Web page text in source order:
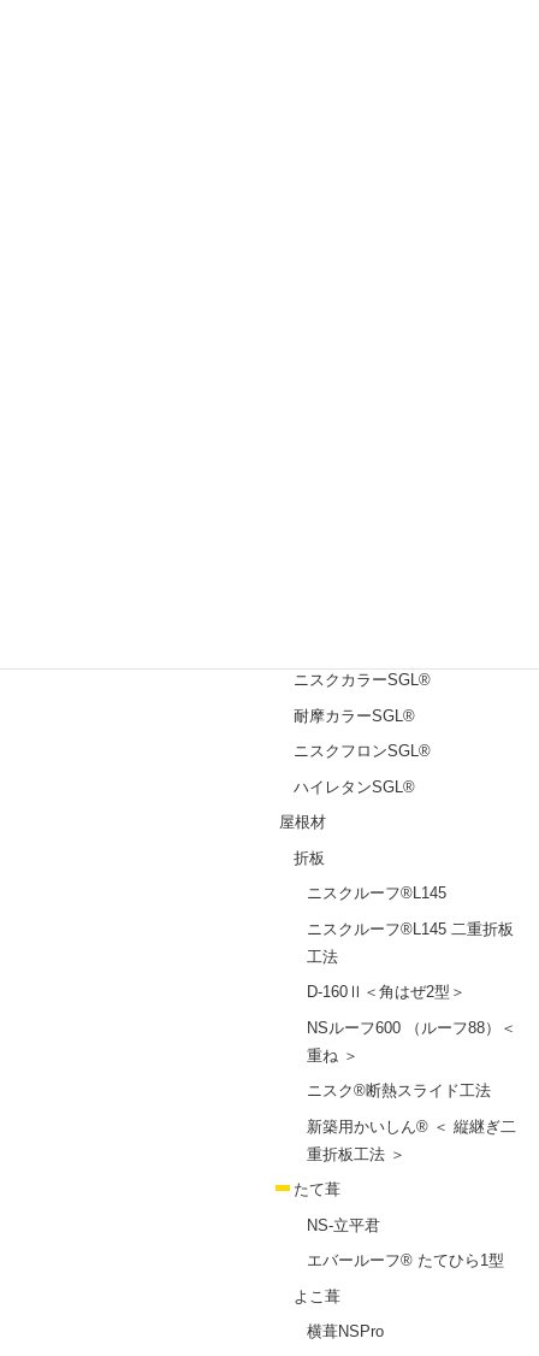
ニスクカラーSGL®
耐摩カラーSGL®
ニスクフロンSGL®
ハイレタンSGL®
屋根材
折板
ニスクルーフ®L145
ニスクルーフ®L145 二重折板
工法
D-160Ⅱ＜角はぜ2型＞
NSルーフ600 （ルーフ88）＜
重ね ＞
ニスク®断熱スライド工法
新築用かいしん® ＜ 縦継ぎ二
重折板工法 ＞
たて葺
NS-立平君
エバールーフ® たてひら1型
よこ葺
横葺NSPro